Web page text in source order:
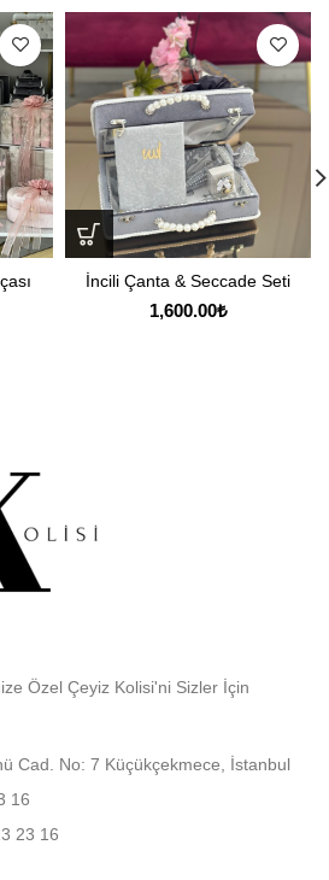
İncili Çanta & Seccade Seti
1,600.00₺
Özel Çeyiz Kolisi'ni Sizler İçin
Cad. No: 7 Küçükçekmece, İstanbul
16
23 16